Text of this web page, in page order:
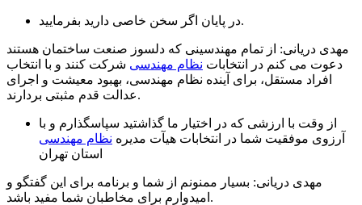
در پایان اگر سخن خاصی دارید بفرمایید.
مهدی دریانی: از تمام مهندسینی که دلسوز صنعت ساختمان هستند
دعوت می کنم در انتخابات نظام مهندسی شرکت کنند و با انتخاب
افراد مستقل، برای آینده نظام مهندسی، بهبود معیشت و اجرای
عدالت قدم مثبتی بردارند.
از وقت با ارزشی که در اختیار ما گذاشتید سپاسگذارم و با
آرزوی موفقیت شما در انتخابات هیآت مدیره نظام مهندسی
استان تهران
مهدی دریانی: بسیار ممنونم از شما و برنامه برای این گفتگو و
امیدوارم برای مخاطبان شما مفید باشد.